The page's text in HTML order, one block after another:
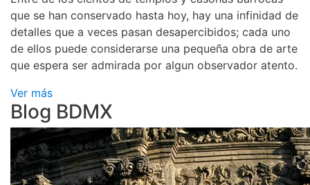
que se han conservado hasta hoy, hay una infinidad de
detalles que a veces pasan desapercibidos; cada uno
de ellos puede considerarse una pequeña obra de arte
que espera ser admirada por algun observador atento.
Ver más
Blog BDMX